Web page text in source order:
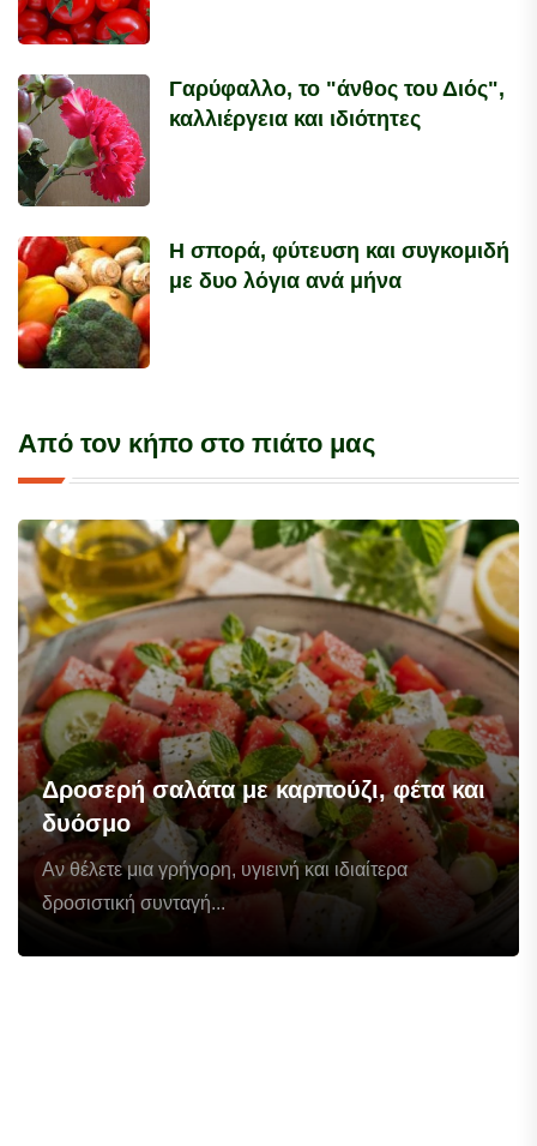
Γαρύφαλλο, το "άνθος του Διός",
καλλιέργεια και ιδιότητες
Η σπορά, φύτευση και συγκομιδή
με δυο λόγια ανά μήνα
Από τον κήπο στο πιάτο μας
Δροσερή σαλάτα με καρπούζι, φέτα και
δυόσμο
Αν θέλετε μια γρήγορη, υγιεινή και ιδιαίτερα
δροσιστική συνταγή...